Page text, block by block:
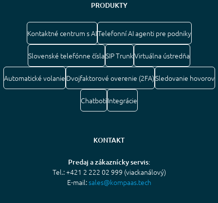
PRODUKTY
Kontaktné centrum s AITelefonní AI agenti pre podniky
Slovenské telefónne číslaSIP TrunkVirtuálna ústredňa
Automatické volanie Dvojfaktorové overenie (2FA)Sledovanie hovorov
ChatbotiIntegrácie
KONTAKT
Predaj a zákaznícky servis:
Tel.: +421 2 222 02 999 (viackanálový)
E-mail:sales@kompaas.tech